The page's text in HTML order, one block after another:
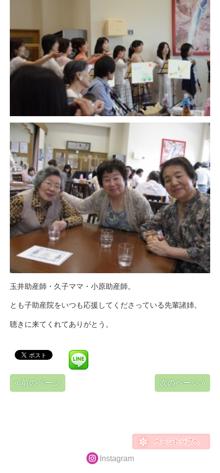
玉井助産師・久子ママ・小原助産師。
とも子助産院をいつも応援してくださっている先輩諸姉。
聴きに来てくれてありがとう。
« 前のページ 次のページ »
Instagram